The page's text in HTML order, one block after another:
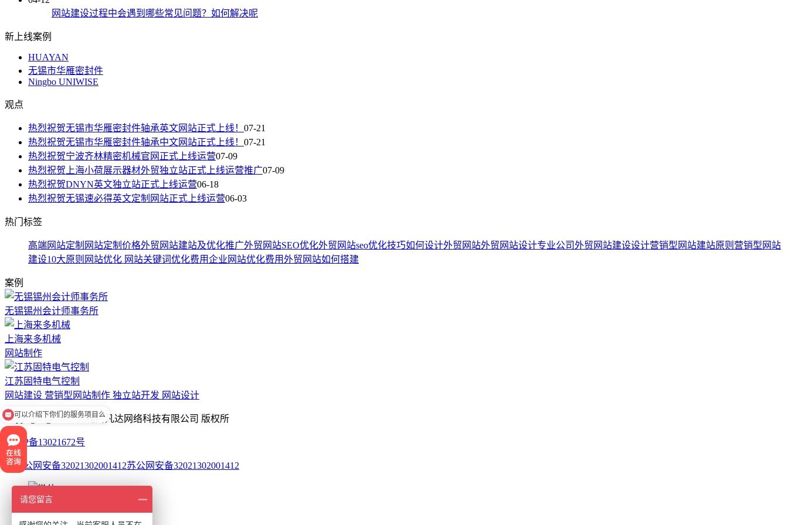
网站建设过程中会遇到哪些常见问题？如何解决呢
新上线案例
HUAYAN
无锡市华雁密封件
Ningbo UNIWISE
观点
热烈祝贺无锡市华雁密封件轴承英文网站正式上线！ 07-21
热烈祝贺无锡市华雁密封件轴承中文网站正式上线！ 07-21
热烈祝贺宁波齐林精密机械官网正式上线运营07-09
热烈祝贺上海小荷展示器材外贸独立站正式上线运营推广07-09
热烈祝贺DNYN英文独立站正式上线运营06-18
热烈祝贺无锡速必得英文定制网站正式上线运营06-03
热门标签
高端网站定制 网站定制价格外贸网站建站及优化推广外贸网站SEO优化外贸网站seo优化技巧如何设计外贸网站外贸网站设计专业公司外贸网站建设设计营销型网站建站原则 营销型网站
建设10大原则 网站优化 网站关键词优化费用企业网站优化费用外贸网站如何搭建
案例
无锡锡州会计师事务所
上海来多机械
网站制作
江苏固特电气控制
网站建设 营销型网站制作 独立站开发 网站设计
Copyright @ 2012 无锡阿凡达网络科技有限公司 版权所
苏ICP备13021672号
苏公网安备32021302001412
17849443943
可以介绍下你们的服务项目么
请您留言